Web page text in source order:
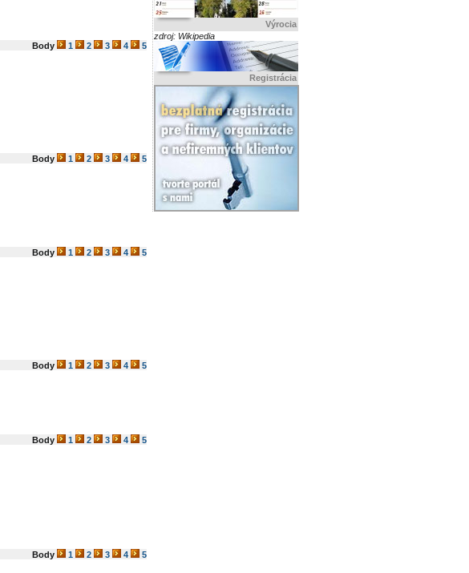
Výrocia
zdroj: Wikipedia
Registrácia
Body
1 2 3 4
5
Body 1 2 3 4
5
Body
1 2 3 4
5
Body 1 2 3 4
5
Body
1 2 3 4
5
Body 1 2 3 4
5